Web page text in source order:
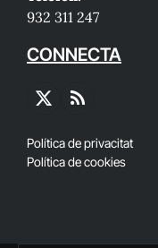
932 311 247
CONNECTA
X
RSS
Política de privacitat
Política de cookies